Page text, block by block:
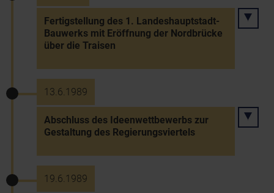
Fertigstellung des 1. Landeshauptstadt-
Bauwerks mit Eröffnung der Nordbrücke
über die Traisen
13.6.1989
Abschluss des Ideenwettbewerbs zur
Gestaltung des Regierungsviertels
19.6.1989